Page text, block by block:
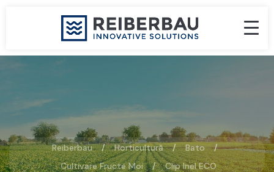
Reiberbau Horticultură
Bato
Cultivare Fructe Moi
Clip Inel ECO